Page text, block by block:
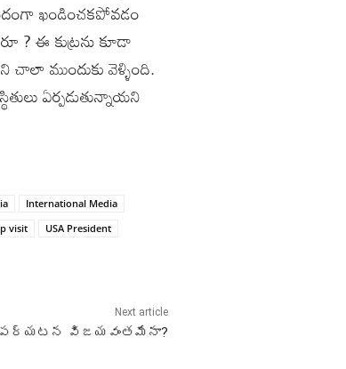
ఖండించకపోవడం
ఈ కుట్రను కూడా
చాలా ముందుకు వెళ్ళింది.
ఏర్పడుతున్నాయని
International Media
visit USA President
Next article
విజయవంతమేనా?